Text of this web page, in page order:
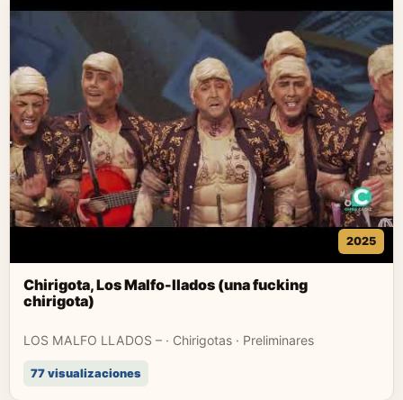
2025
Chirigota, Los Malfo-llados (una fucking
chirigota)
LOS MALFO LLADOS – · Chirigotas · Preliminares
77 visualizaciones